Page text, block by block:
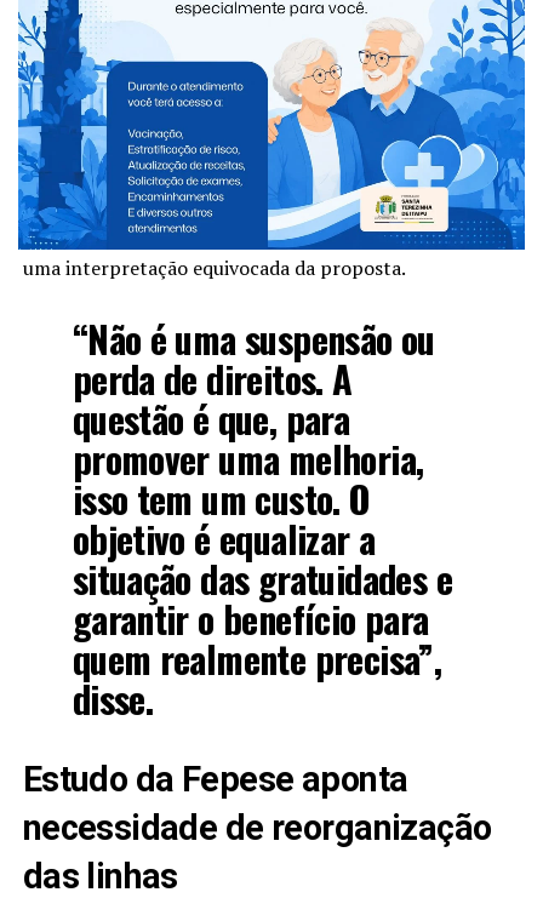
estudo para passar pelo
crivo da sociedade e fazer
os últimos ajustes”,
explicou.
Sobre o passe livre estudantil, ele afirmou que houve
uma interpretação equivocada da proposta.
“Não é uma suspensão ou
perda de direitos. A
questão é que, para
promover uma melhoria,
isso tem um custo. O
objetivo é equalizar a
situação das gratuidades e
garantir o benefício para
quem realmente precisa”,
disse.
Estudo da Fepese aponta
necessidade de reorganização
das linhas